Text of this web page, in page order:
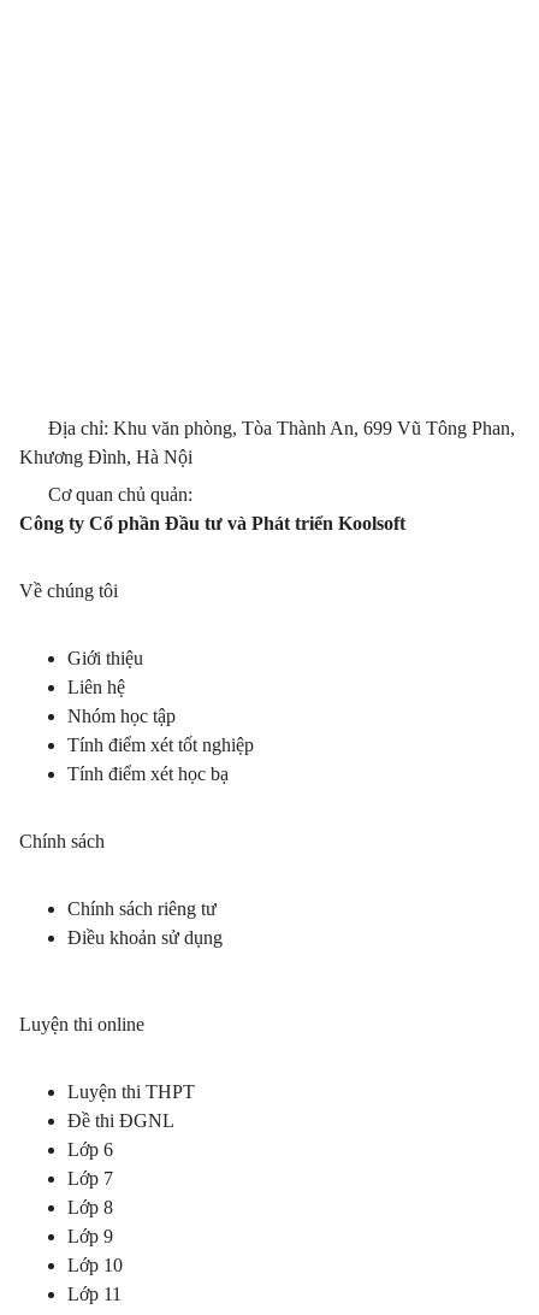
Địa chỉ: Khu văn phòng, Tòa Thành An, 699 Vũ Tông Phan,
Khương Đình, Hà Nội
Cơ quan chủ quản:
Công ty Cổ phần Đầu tư và Phát triển Koolsoft
Về chúng tôi
Giới thiệu
Liên hệ
Nhóm học tập
Tính điểm xét tốt nghiệp
Tính điểm xét học bạ
Chính sách
Chính sách riêng tư
Điều khoản sử dụng
Luyện thi online
Luyện thi THPT
Đề thi ĐGNL
Lớp 6
Lớp 7
Lớp 8
Lớp 9
Lớp 10
Lớp 11